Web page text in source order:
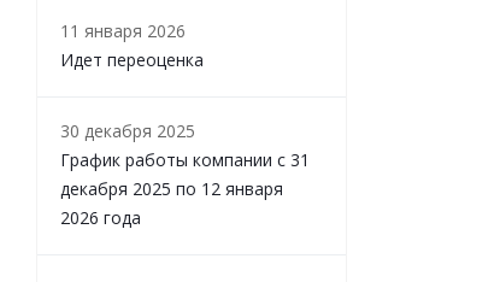
11 января 2026
Идет переоценка
30 декабря 2025
График работы компании с 31
декабря 2025 по 12 января
2026 года